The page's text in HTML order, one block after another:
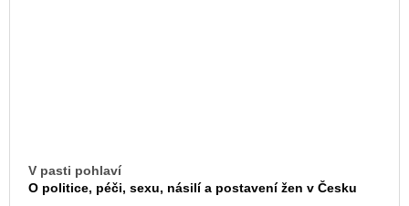
V pasti pohlaví
O politice, péči, sexu, násilí a postavení žen v Česku